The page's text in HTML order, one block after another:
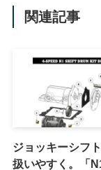
関連記事
ジョッキーシフ
扱いやすく。「